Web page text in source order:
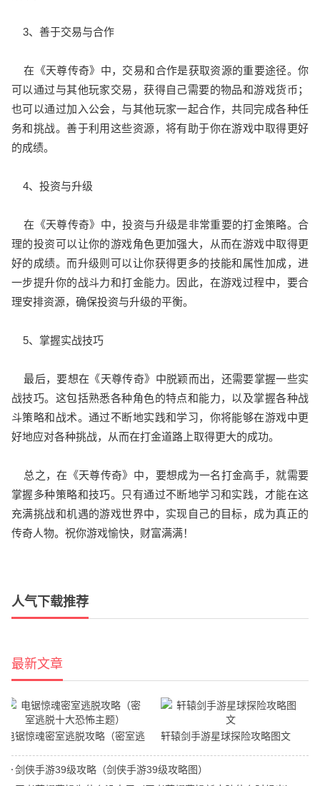
3、善于交易与合作
在《天尊传奇》中，交易和合作是获取资源的重要途径。你
可以通过与其他玩家交易，获得自己需要的物品和游戏货币；
也可以通过加入公会，与其他玩家一起合作，共同完成各种任
务和挑战。善于利用这些资源，将有助于你在游戏中取得更好
的成绩。
4、投资与升级
在《天尊传奇》中，投资与升级是非常重要的打金策略。合
理的投资可以让你的游戏角色更加强大，从而在游戏中取得更
好的成绩。而升级则可以让你获得更多的技能和属性加成，进
一步提升你的战斗力和打金能力。因此，在游戏过程中，要合
理安排资源，确保投资与升级的平衡。
5、掌握实战技巧
最后，要想在《天尊传奇》中脱颖而出，还需要掌握一些实
战技巧。这包括熟悉各种角色的特点和能力，以及掌握各种战
斗策略和战术。通过不断地实践和学习，你将能够在游戏中更
好地应对各种挑战，从而在打金道路上取得更大的成功。
总之，在《天尊传奇》中，要想成为一名打金高手，就需要
掌握多种策略和技巧。只有通过不断地学习和实践，才能在这
充满挑战和机遇的游戏世界中，实现自己的目标，成为真正的
传奇人物。祝你游戏愉快，财富满满！
人气下载推荐
最新文章
电锯惊魂密室逃脱攻略（密室逃
脱十大恐怖主题）
轩辕剑手游星球探险攻略图文
剑侠手游39级攻略（剑侠手游39级攻略图）